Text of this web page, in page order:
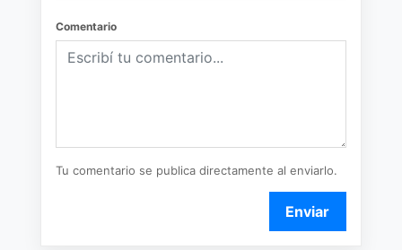
Comentario
Tu comentario se publica directamente al enviarlo.
Enviar